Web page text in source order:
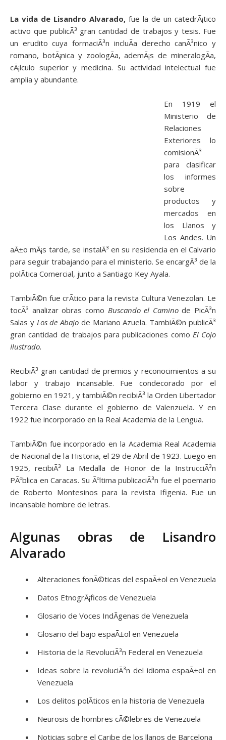
La vida de Lisandro Alvarado, fue la de un catedrÃ¡tico
activo que publicÃ³ gran cantidad de trabajos y tesis. Fue
un erudito cuya formaciÃ³n incluÃ­a derecho canÃ³nico y
romano, botÃ¡nica y zoologÃ­a, ademÃ¡s de mineralogÃ­a,
cÃ¡lculo superior y medicina. Su actividad intelectual fue
amplia y abundante.
En 1919 el
Ministerio de
Relaciones
Exteriores lo
comisionÃ³
para clasificar
los informes
sobre
productos y
mercados en
los Llanos y
Los Andes. Un
aÃ±o mÃ¡s tarde, se instalÃ³ en su residencia en el Calvario
para seguir trabajando para el ministerio. Se encargÃ³ de la
polÃ­tica Comercial, junto a Santiago Key Ayala.
TambiÃ©n fue crÃ­tico para la revista Cultura Venezolan. Le
tocÃ³ analizar obras como Buscando el Caminode PicÃ³n
Salas y Los de Abajo de Mariano Azuela. TambiÃ©n publicÃ³
gran cantidad de trabajos para publicaciones como El Cojo
Ilustrado.
RecibiÃ³ gran cantidad de premios y reconocimientos a su
labor y trabajo incansable. Fue condecorado por el
gobierno en 1921, y tambiÃ©n recibiÃ³ la Orden Libertador
Tercera Clase durante el gobierno de Valenzuela. Y en
1922 fue incorporado en la Real Academia de la Lengua.
TambiÃ©n fue incorporado en la Academia Real Academia
de Nacional de la Historia, el 29 de Abril de 1923. Luego en
1925, recibiÃ³ La Medalla de Honor de la InstrucciÃ³n
PÃºblica en Caracas. Su Ãºltima publicaciÃ³n fue el poemario
de Roberto Montesinos para la revista Ifigenia. Fue un
incansable hombre de letras.
Algunas obras de Lisandro
Alvarado
Alteraciones fonÃ©ticas del espaÃ±ol en Venezuela
Datos EtnogrÃ¡ficos de Venezuela
Glosario de Voces IndÃ­genas de Venezuela
Glosario del bajo espaÃ±ol en Venezuela
Historia de la RevoluciÃ³n Federal en Venezuela
Ideas sobre la revoluciÃ³n del idioma espaÃ±ol en
Venezuela
Los delitos polÃ­ticos en la historia de Venezuela
Neurosis de hombres cÃ©lebres de Venezuela
Noticias sobre el Caribe de los llanos de Barcelona